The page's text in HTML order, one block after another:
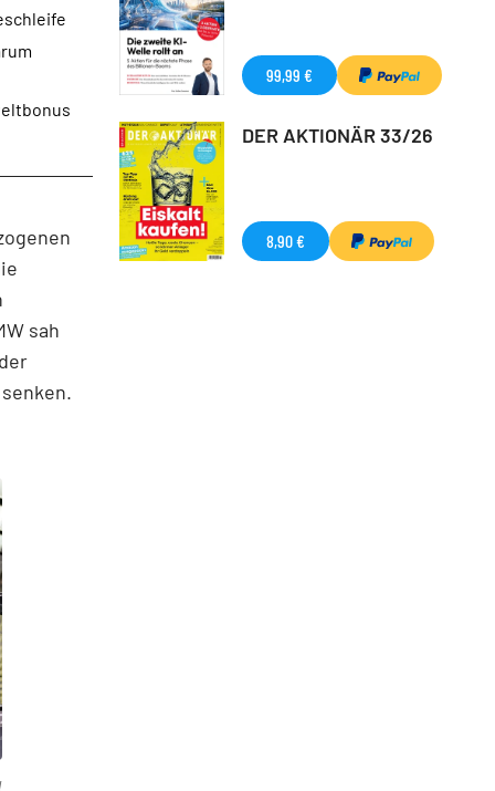
sah
99,99 €
DER AKTIONÄR 33/26
8,90 €